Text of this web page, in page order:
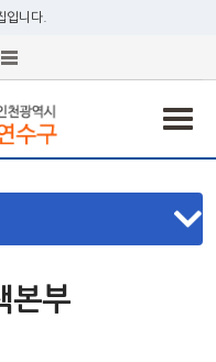
입니다.
본부